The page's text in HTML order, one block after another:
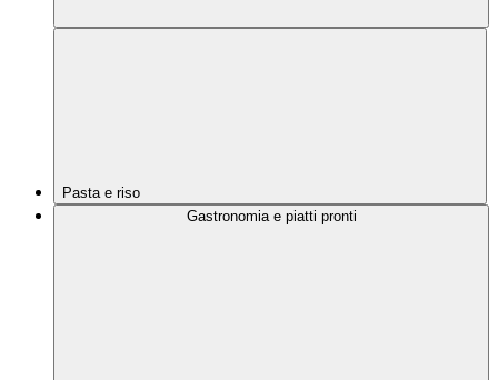
Pasta e riso
Gastronomia e piatti pronti